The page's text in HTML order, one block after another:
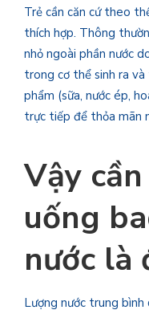
Trẻ cần căn cứ theo
thích hợp. Thông
nhỏ ngoài phần nước
trong cơ thể sinh ra
phẩm (sữa, nước ép,
trực tiếp để thỏa mãn
Vậy
uống
nước là
Lượng nước trung